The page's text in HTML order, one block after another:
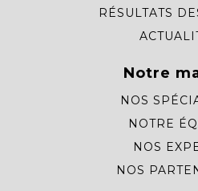
RÉSULTATS
Notre
NOS
NOTRE
NOS
NOS